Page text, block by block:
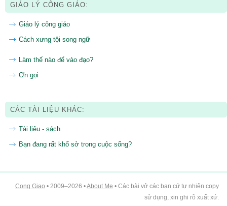
GIÁO LÝ CÔNG GIÁO:
Giáo lý công giáo
Cách xưng tội song ngữ
Làm thế nào để vào đạo?
Ơn gọi
CÁC TÀI LIỆU KHÁC:
Tài liệu - sách
Bạn đang rất khổ sở trong cuộc sống?
Cong Giao • 2009–2026 •About Me • Các bài vở các bạn cứ tự nhiên copy
sử dụng, xin ghi rõ xuất xứ.